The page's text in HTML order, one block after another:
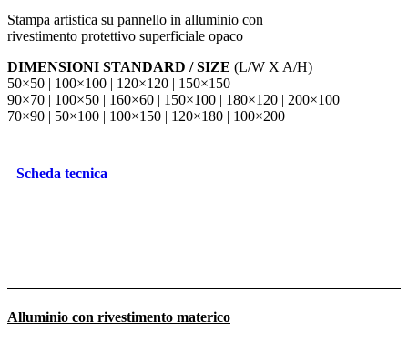
Stampa artistica su pannello in alluminio con
rivestimento protettivo superficiale opaco
DIMENSIONI STANDARD / SIZE (L/W X A/H)
50×50 | 100×100 | 120×120 | 150×150
90×70 | 100×50 | 160×60 | 150×100 | 180×120 | 200×100
70×90 | 50×100 | 100×150 | 120×180 | 100×200
Scheda tecnica
Alluminio con rivestimento materico